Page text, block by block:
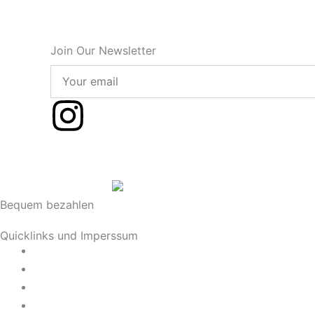
Join Our Newsletter
email
I
t
Bequem bezahlen
Quicklinks und Imperssum